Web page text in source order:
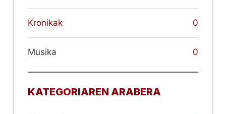
Kronikak 0
Musika 0
KATEGORIAREN ARABERA